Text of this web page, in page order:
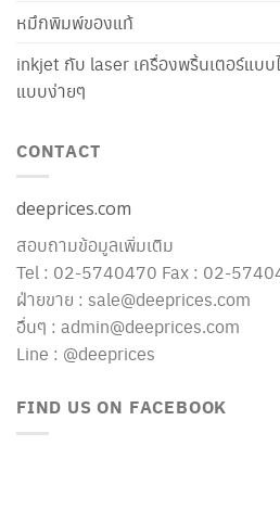
หมึกพิมพ์ของแท้
inkjet กับ laser เครื่องพริ้นเตอร์แบบ
แบบง่ายๆ
CONTACT
deeprices.com
สอบถามข้อมูลเพิ่มเติม
Tel : 02-5740470 Fax : 02-
ฝ่ายขาย : sale@deeprices.com
อื่นๆ : admin@deeprices.com
Line : @deeprices
FIND US ON FACEBOOK